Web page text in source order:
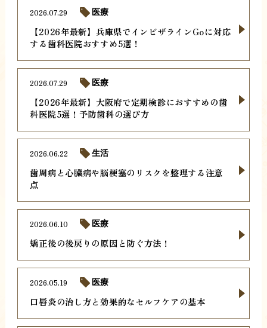
【2026年最新】兵庫県でインビザラインGoに対応
する歯科医院おすすめ5選！
2026.07.29 医療
【2026年最新】大阪府で定期検診におすすめの歯
科医院5選！予防歯科の選び方
2026.07.29 医療
歯周病と心臓病や脳梗塞のリスクを整理する注意
点
2026.06.22 生活
矯正後の後戻りの原因と防ぐ方法！
2026.06.10 医療
口唇炎の治し方と効果的なセルフケアの基本
2026.05.19 医療